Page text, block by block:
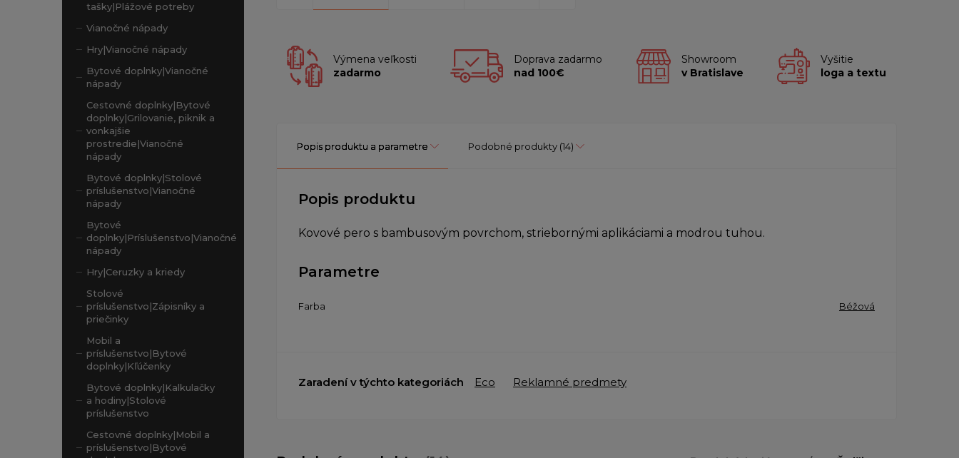
tašky|Plážové potreby
Vianočné nápady
Hry|Vianočné nápady
Bytové doplnky|Vianočné
nápady
Cestovné doplnky|Bytové
doplnky|Grilovanie, piknik a
vonkajšie
prostredie|Vianočné
nápady
Bytové doplnky|Stolové
príslušenstvo|Vianočné
nápady
Bytové
doplnky|Príslušenstvo|Vianočné
nápady
Hry|Ceruzky a kriedy
Stolové
príslušenstvo|Zápisníky a
priečinky
Mobil a
príslušenstvo|Bytové
doplnky|Kľúčenky
Bytové doplnky|Kalkulačky
a hodiny|Stolové
príslušenstvo
Cestovné doplnky|Mobil a
príslušenstvo|Bytové
Výmena veľkosti
zadarmo
Doprava zadarmo
nad 100€
Showroom
v Bratislave
Vyšitie
loga a textu
Popis produktu a parametre Podobné produkty (14)
Popis produktu
Kovové pero s bambusovým povrchom, striebornými aplikáciami a modrou tuhou.
Parametre
Farba Béžová
Zaradení v týchto kategoriách Eco Reklamné predmety